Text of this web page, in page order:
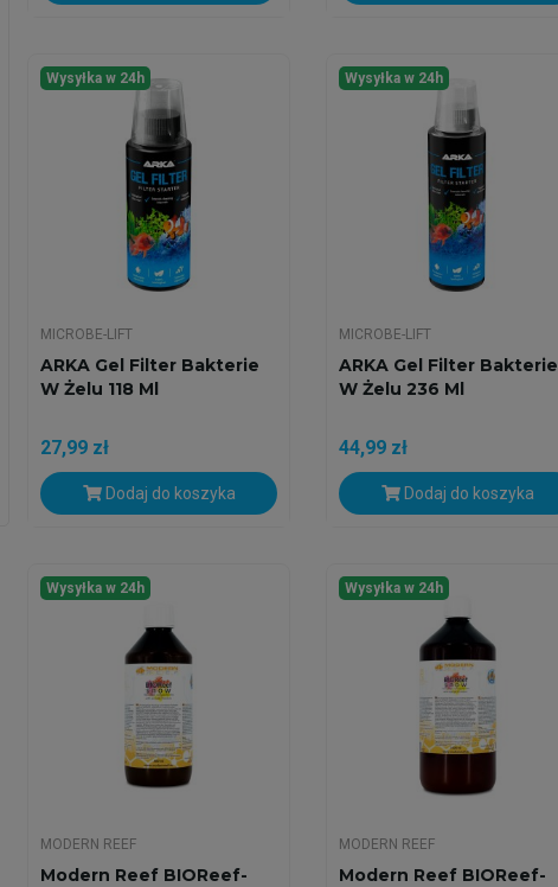
Wysyłka w 24h
MICROBE-LIFT
ARKA Gel Filter Bakterie
W Żelu 118 Ml
27,99 zł
Dodaj do koszyka
Wysyłka w 24h
MICROBE-LIFT
ARKA Gel Filter Bakterie
W Żelu 236 Ml
44,99 zł
Dodaj do koszyka
Wysyłka w 24h
MODERN REEF
Modern Reef BIOReef-
Wysyłka w 24h
MODERN REEF
Modern Reef BIOReef-